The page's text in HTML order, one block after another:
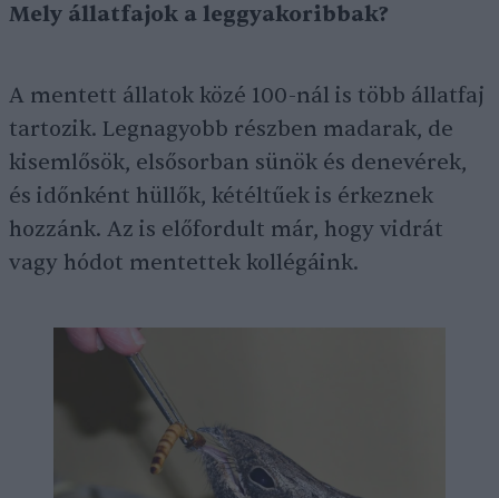
Mely állatfajok a leggyakoribbak?
A mentett állatok közé 100-nál is több állatfaj
tartozik. Legnagyobb részben madarak, de
kisemlősök, elsősorban sünök és denevérek,
és időnként hüllők, kétéltűek is érkeznek
hozzánk. Az is előfordult már, hogy vidrát
vagy hódot mentettek kollégáink.